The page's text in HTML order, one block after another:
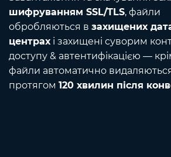
шифруванням SSL/TLS, файли
обробляються в захищених
центрахі захищені суворим
доступу & автентифікацією —
файли автоматично
протягом 120 хвилин після